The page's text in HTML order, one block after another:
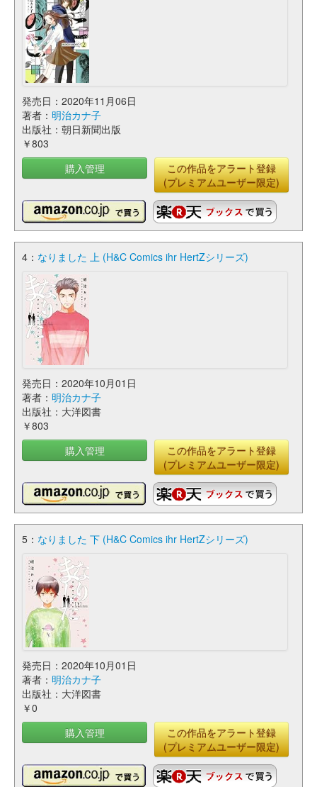
発売日：2020年11月06日
著者： 明治カナ子
出版社：朝日新聞出版
￥803
購入管理
この作品をアラート登録
(プレミアムユーザー限定)
4： なりました 上 (H&C Comics ihr HertZシリーズ)
発売日：2020年10月01日
著者： 明治カナ子
出版社：大洋図書
￥803
購入管理
この作品をアラート登録
(プレミアムユーザー限定)
5： なりました 下 (H&C Comics ihr HertZシリーズ)
発売日：2020年10月01日
著者： 明治カナ子
出版社：大洋図書
￥0
購入管理
この作品をアラート登録
(プレミアムユーザー限定)